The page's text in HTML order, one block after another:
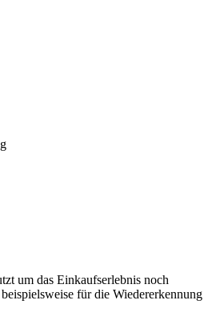
um das Einkaufserlebnis noch
für die Wiedererkennung